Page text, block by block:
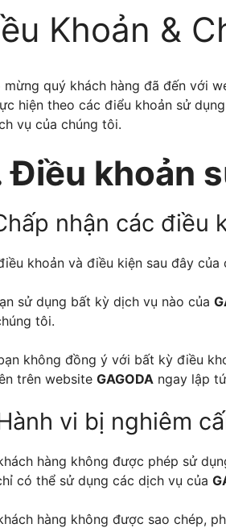
Khoản &
mừng quý khách hàng đã đến với
hiện theo các điểu khoản sử
vụ của chúng tôi.
Điều khoản
nhận các điều
khoản và điều kiện sau đây
sử dụng bất kỳ dịch vụ nào của
tôi.
không đồng ý với bất kỳ điều
trên website GAGODA ngay lập
vi bị nghiêm
hàng không được phép sử
có thể sử dụng các dịch vụ của
hàng không được sao chép,